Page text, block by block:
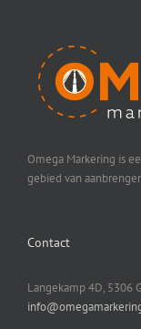
Omega Markering is
gebied van
Contact
Langekamp 4D, 5306